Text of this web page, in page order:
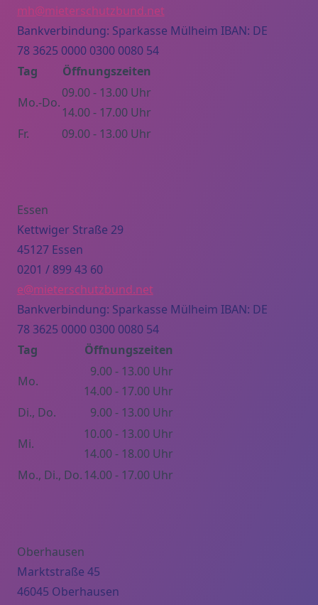
mh@mieterschutzbund.net
Bankverbindung: Sparkasse Mülheim IBAN: DE
78 3625 0000 0300 0080 54
Tag
Öffnungszeiten
Mo.-Do.
09.00 - 13.00 Uhr
14.00 - 17.00 Uhr
Fr.
09.00 - 13.00 Uhr
Essen
Kettwiger Straße 29
45127 Essen
0201 / 899 43 60
e@mieterschutzbund.net
Bankverbindung: Sparkasse Mülheim IBAN: DE
78 3625 0000 0300 0080 54
Tag
Öffnungszeiten
Mo.
9.00 - 13.00 Uhr
14.00 - 17.00 Uhr
Di., Do.
9.00 - 13.00 Uhr
Mi.
10.00 - 13.00 Uhr
14.00 - 18.00 Uhr
Mo., Di., Do. 14.00 - 17.00 Uhr
Oberhausen
Marktstraße 45
46045 Oberhausen